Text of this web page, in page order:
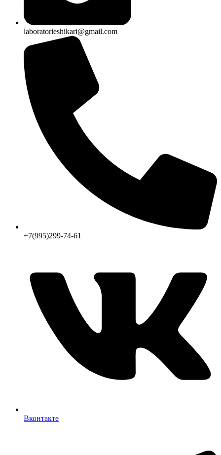
laboratorieshikari@gmail.com
+7(995)299-74-61
Вконтакте